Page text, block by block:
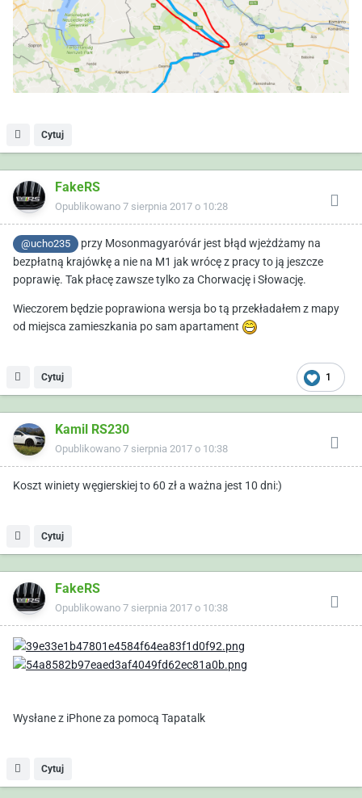
Cytuj
FakeRS
Opublikowano 7 sierpnia 2017 o 10:28
@ucho235
przy Mosonmagyaróvár jest błąd wjeżdżamy na
bezpłatną krajówkę a nie na M1 jak wrócę z pracy to ją jeszcze
poprawię. Tak płacę zawsze tylko za Chorwację i Słowację.
Wieczorem będzie poprawiona wersja bo tą przekładałem z mapy
od miejsca zamieszkania po sam apartament
1
Cytuj
Kamil RS230
Opublikowano 7 sierpnia 2017 o 10:38
Koszt winiety węgierskiej to 60 zł a ważna jest 10 dni:)
Cytuj
FakeRS
Opublikowano 7 sierpnia 2017 o 10:38
Wysłane z iPhone za pomocą Tapatalk
Cytuj